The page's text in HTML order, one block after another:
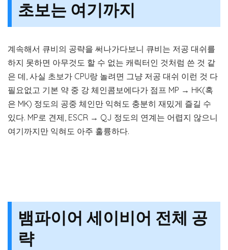
초보는 여기까지
계속해서 큐비의 공략을 써나가다보니 큐비는 저공 대쉬를
하지 못하면 아무것도 할 수 없는 캐릭터인 것처럼 쓴 것 같
은 데, 사실 초보가 CPU랑 놀려면 그냥 저공 대쉬 이런 것 다
필요없고 기본 약 중 강 체인콤보에다가 점프 MP → HK(혹
은 MK) 정도의 공중 체인만 익혀도 충분히 재밌게 즐길 수
있다. MP로 견제, ESCR → QJ 정도의 연계는 어렵지 않으니
여기까지만 익혀도 아주 훌륭하다.
뱀파이어 세이비어 전체 공
략